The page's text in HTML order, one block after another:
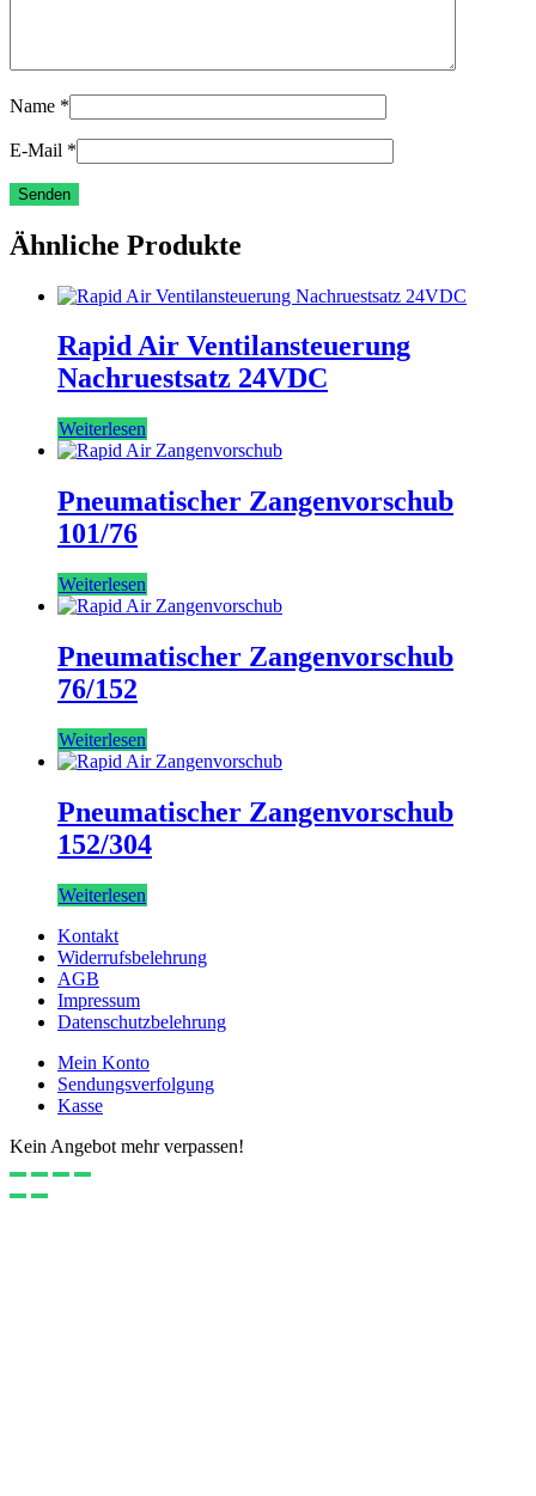
Name *
E-Mail *
Ähnliche Produkte
Rapid Air Ventilansteuerung
Nachruestsatz 24VDC
Weiterlesen
Pneumatischer Zangenvorschub
101/76
Weiterlesen
Pneumatischer Zangenvorschub
76/152
Weiterlesen
Pneumatischer Zangenvorschub
152/304
Weiterlesen
Kontakt
Widerrufsbelehrung
AGB
Impressum
Datenschutzbelehrung
Mein Konto
Sendungsverfolgung
Kasse
Kein Angebot mehr verpassen!